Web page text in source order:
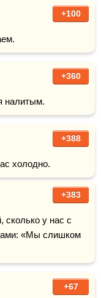
+100
+360
налитым.
+388
холодно.
+383
сколько у нас с
ами: «Мы слишком
+67